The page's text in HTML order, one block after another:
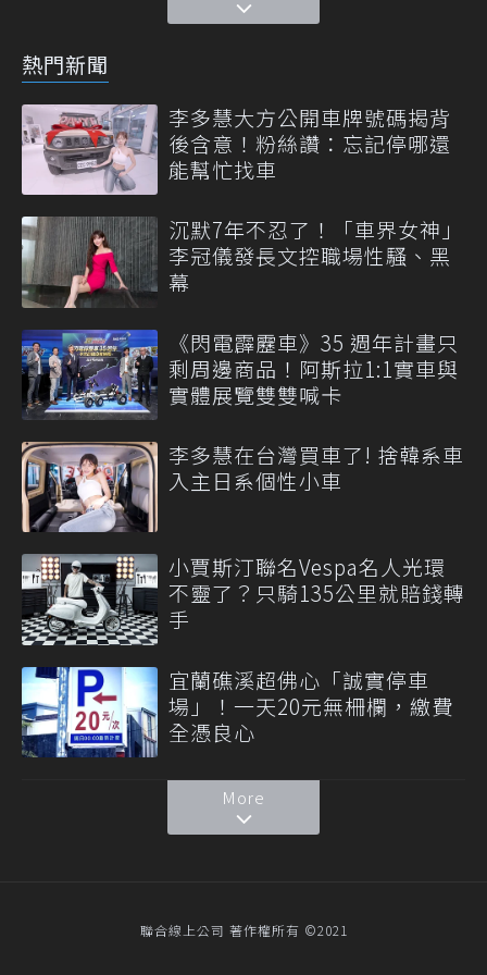
熱門新聞
李多慧大方公開車牌號碼揭背
後含意！粉絲讚：忘記停哪還
能幫忙找車
沉默7年不忍了！「車界女神」
李冠儀發長文控職場性騷、黑
幕
《閃電霹靂車》35 週年計畫只
剩周邊商品！阿斯拉1:1實車與
實體展覽雙雙喊卡
李多慧在台灣買車了! 捨韓系車
入主日系個性小車
小賈斯汀聯名Vespa名人光環
不靈了？只騎135公里就賠錢轉
手
宜蘭礁溪超佛心「誠實停車
場」！一天20元無柵欄，繳費
全憑良心
More
聯合線上公司 著作權所有 ©2021